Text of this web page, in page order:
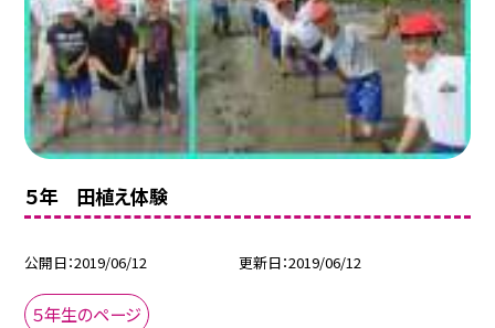
５年 田植え体験
公開日 2019/06/12 更新日 2019/06/12
５年生のページ